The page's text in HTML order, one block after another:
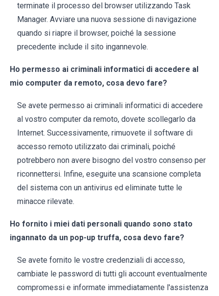
terminate il processo del browser utilizzando Task
Manager. Avviare una nuova sessione di navigazione
quando si riapre il browser, poiché la sessione
precedente include il sito ingannevole.
Ho permesso ai criminali informatici di accedere al
mio computer da remoto, cosa devo fare?
Se avete permesso ai criminali informatici di accedere
al vostro computer da remoto, dovete scollegarlo da
Internet. Successivamente, rimuovete il software di
accesso remoto utilizzato dai criminali, poiché
potrebbero non avere bisogno del vostro consenso per
riconnettersi. Infine, eseguite una scansione completa
del sistema con un antivirus ed eliminate tutte le
minacce rilevate.
Ho fornito i miei dati personali quando sono stato
ingannato da un pop-up truffa, cosa devo fare?
Se avete fornito le vostre credenziali di accesso,
cambiate le password di tutti gli account eventualmente
compromessi e informate immediatamente l'assistenza